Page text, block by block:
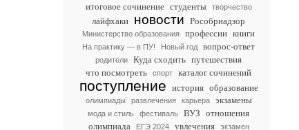
итоговое сочинение студенты творчество
лайфхаки новости Рособрнадзор
Министерство образования профессии книги
На практику — в ПУ! Новый год вопрос-ответ
родители Куда сходить путешествия
что посмотреть
спорт каталог сочинений
поступление история образование
олимпиады развлечения карьера экзамены
мода и стиль фестиваль ВУЗ отношения
олимпиада
ЕГЭ 2024 увлечения
экзамен